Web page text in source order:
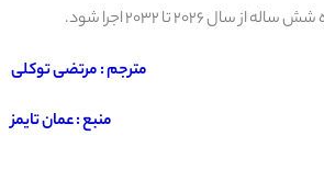
۲۰۲۶ تا ۲۰۳۲ اجرا شود.
مترجم : مرتضی توکلی
منبع : عمان تایمز